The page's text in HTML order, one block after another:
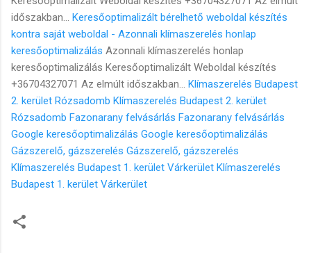
időszakban... Keresőoptimalizált bérelhető weboldal készítés
kontra saját weboldal - Azonnali klímaszerelés honlap
keresőoptimalizálás Azonnali klímaszerelés honlap
keresőoptimalizálás Keresőoptimalizált Weboldal készítés
+36704327071 Az elmúlt időszakban... Klímaszerelés Budapest
2. kerület Rózsadomb Klímaszerelés Budapest 2. kerület
Rózsadomb Fazonarany felvásárlás Fazonarany felvásárlás
Google keresőoptimalizálás Google keresőoptimalizálás
Gázszerelő, gázszerelés Gázszerelő, gázszerelés
Klímaszerelés Budapest 1. kerület Várkerület Klímaszerelés
Budapest 1. kerület Várkerület